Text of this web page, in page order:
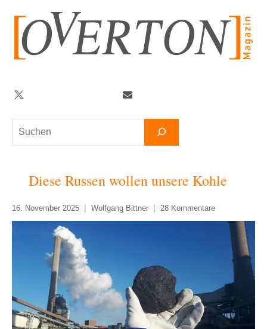
springen
Suchen
Twitter
Diese Russen wollen unsere Kohle
16. November 2025 Wolfgang Bittner 28 Kommentare